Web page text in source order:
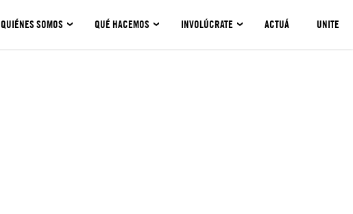
QUIÉNES SOMOS QUÉ HACEMOS INVOLÚCRATE ACTUÁ UNITE